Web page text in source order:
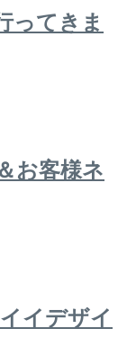
ってきま
お客様ネ
イデザイ